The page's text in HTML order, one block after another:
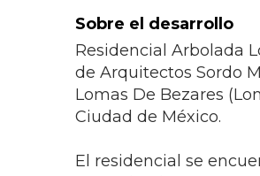
Sobre el desarrollo
Residencial Arbolada
de Arquitectos Sordo
Lomas De Bezares
Ciudad de México.
El residencial se